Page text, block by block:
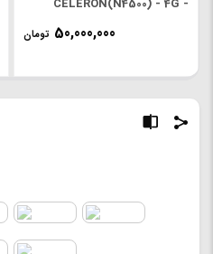
256G SSD - INTEL - 15.6'
50,000,000 تومان